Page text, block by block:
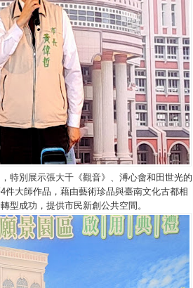
特別展示張大千《觀音》、溥心畬和田世光的
大師作品，藉由藝術珍品與臺南文化古都相
型成功，提供市民新創公共空間。